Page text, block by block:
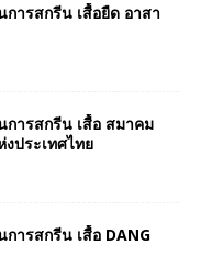
การสกรีน เสื้อยืด อาสา
การสกรีน เสื้อ สมาคม
ประเทศไทย
การสกรีน เสื้อ DANG